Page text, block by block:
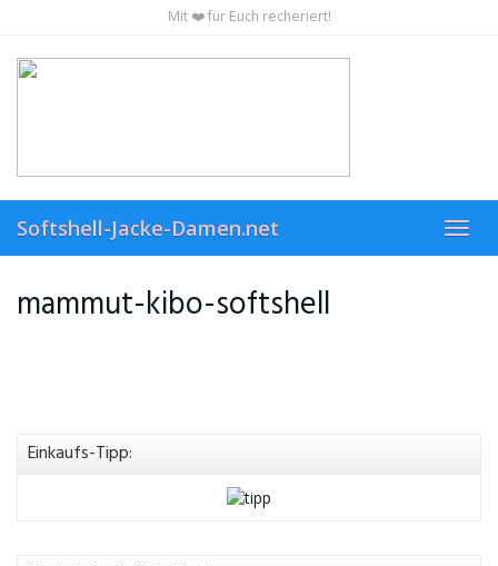
main
content
Mit ❤️ für Euch recheriert!
Softshell-Jacke-Damen.net
mammut-kibo-softshell
Einkaufs-Tipp: